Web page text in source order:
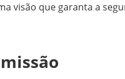
visão que garanta a